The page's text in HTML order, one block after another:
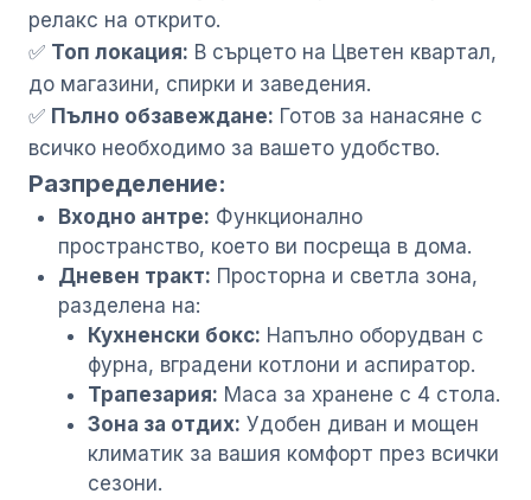
релакс на открито.
✅ Топ локация: В сърцето на Цветен квартал,
до магазини, спирки и заведения.
✅ Пълно обзавеждане: Готов за нанасяне с
всичко необходимо за вашето удобство.
Разпределение:
Входно антре: Функционално
пространство, което ви посреща в дома.
Дневен тракт: Просторна и светла зона,
разделена на:
Кухненски бокс: Напълно оборудван с
фурна, вградени котлони и аспиратор.
Трапезария: Маса за хранене с 4 стола.
Зона за отдих: Удобен диван и мощен
климатик за вашия комфорт през всички
сезони.